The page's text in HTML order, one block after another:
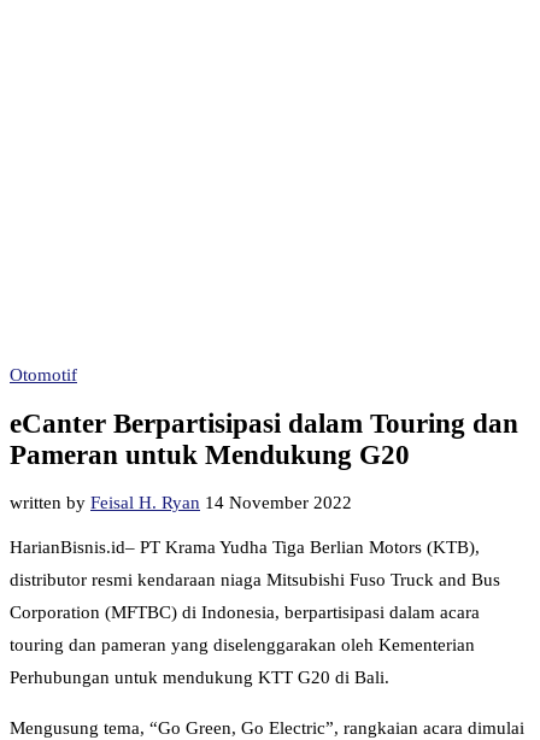
Otomotif
eCanter Berpartisipasi dalam Touring dan
Pameran untuk Mendukung G20
written by Feisal H. Ryan 14 November 2022
HarianBisnis.id– PT Krama Yudha Tiga Berlian Motors (KTB),
distributor resmi kendaraan niaga Mitsubishi Fuso Truck and Bus
Corporation (MFTBC) di Indonesia, berpartisipasi dalam acara
touring dan pameran yang diselenggarakan oleh Kementerian
Perhubungan untuk mendukung KTT G20 di Bali.
Mengusung tema, “Go Green, Go Electric”, rangkaian acara dimulai